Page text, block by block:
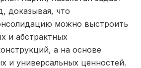
доказывая, что
можно выстроить
и абстрактных
а на основе
и универсальных ценностей.